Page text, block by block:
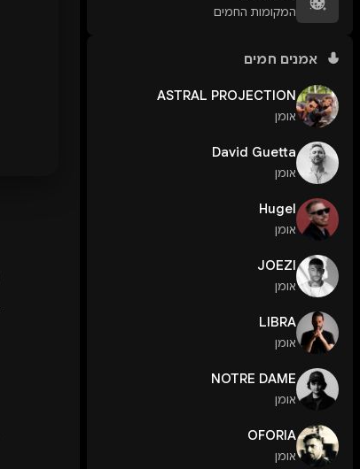
המקומות החמים
אמנים חמים
ASTRAL PROJECTION
אומן
David Guetta
אומן
Hugel
אומן
JOEZI
אומן
LIBRA
אומן
NOTRE DAME
אומן
OFORIA
אומן